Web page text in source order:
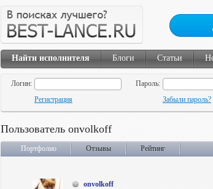
Найти исполнителя Блоги Статьи
Логин:
Пароль:
Регистрация
Забыли пароль?
Пользователь onvolkoff
Портфолио Отзывы Рейтинг
onvolkoff